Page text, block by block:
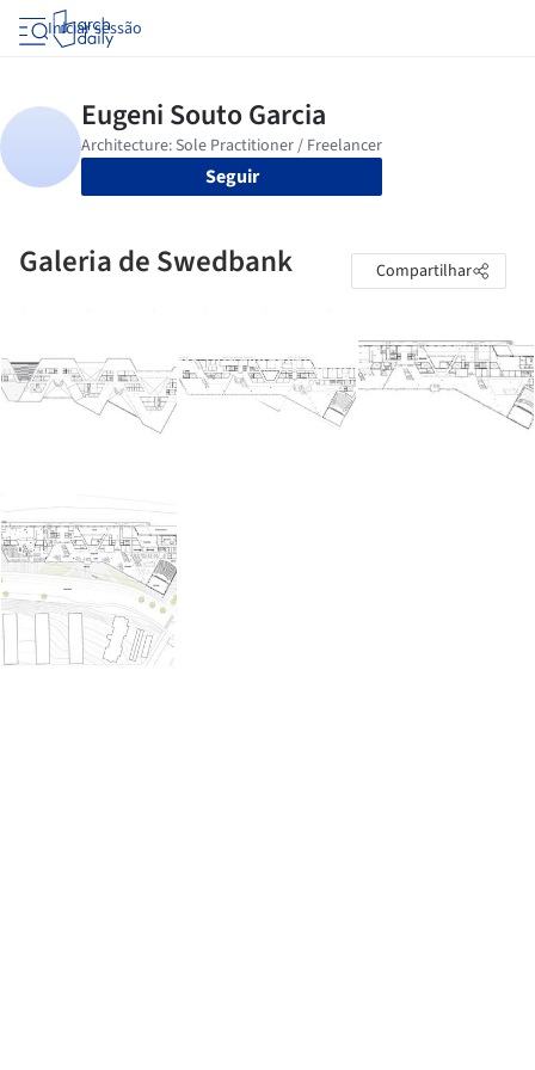
Iniciar sessão
Seguir
Galeria de Swedbank Compartilhar